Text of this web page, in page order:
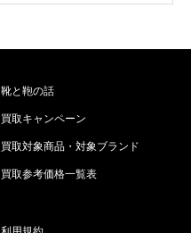
靴と鞄の話
買取キャンペーン
買取対象商品・対象ブランド
買取参考価格一覧表